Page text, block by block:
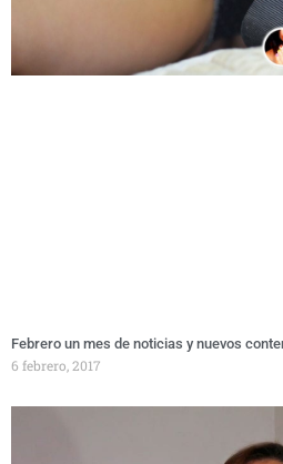
Febrero un mes de noticias y nuevos
6 febrero, 2017